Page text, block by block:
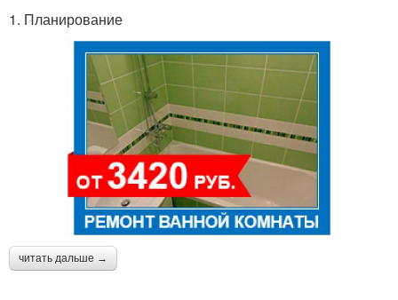
1. Планирование
читать дальше →